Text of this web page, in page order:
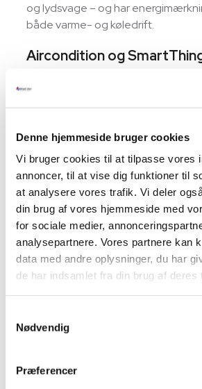
Denne hjemmeside bruger cookies
Vi bruger cookies til at tilpasse vores
annoncer, til at vise dig funktioner til
at analysere vores trafik. Vi deler
din brug af vores hjemmeside med
for sociale medier,
analysepartnere. Vores partnere kan
data med andre oplysninger, du har
de har indsamlet fra din brug af deres
Nødvendig
Præferencer
og lydsvage – og har
både varme- og køledrift.
Aircondition og
Med deres aircondition-løsninger
temperaturkontrol, høj luftkvalitet
eller ude, kan du nemt kontrollere
eller Alexa.
DUCT og fordampere –
løsninger med stor effekt
Til kontorer, hoteller og
tilbyderSamsungDUCT-
fordampere, der diskret integreres
vægge. Disse systemer leverer
perfekt til steder, hvor design og
Fremtidssikret komfort og